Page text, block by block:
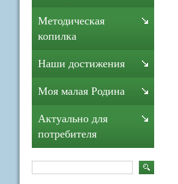
Методическая
копилка
Наши достижения
Моя малая Родина
Актуально для
потребителя